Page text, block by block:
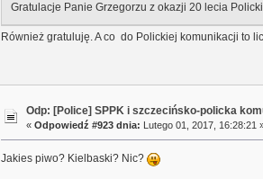
Gratulacje Panie Grzegorzu z okazji 20 lecia
Również gratuluję. A co do Polickiej komunikacji to
Odp: [Police] SPPK i szczecińsko-policka
«Odpowiedź #923 dnia: Lutego 01, 2017, 16:28:21
Jakies piwo? Kielbaski? Nic?